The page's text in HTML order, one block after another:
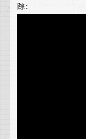
踪：